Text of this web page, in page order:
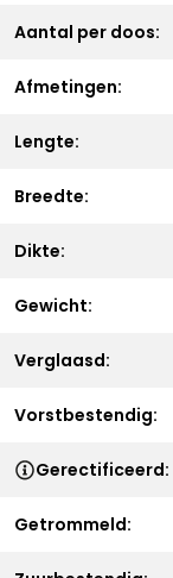
Aantal per doos:
Afmetingen:
Lengte:
Breedte:
Dikte:
Gewicht:
Verglaasd:
Vorstbestendig:
Gerectificeerd:
Getrommeld: